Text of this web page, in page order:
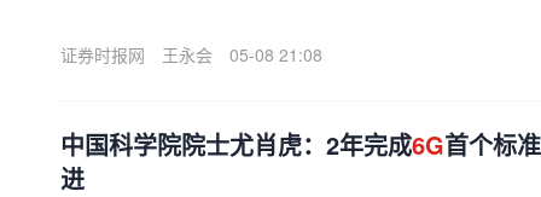
证券时报网 王永会 05-08 21:08
中国科学院院士尤肖虎：2年完成6G首个标
进